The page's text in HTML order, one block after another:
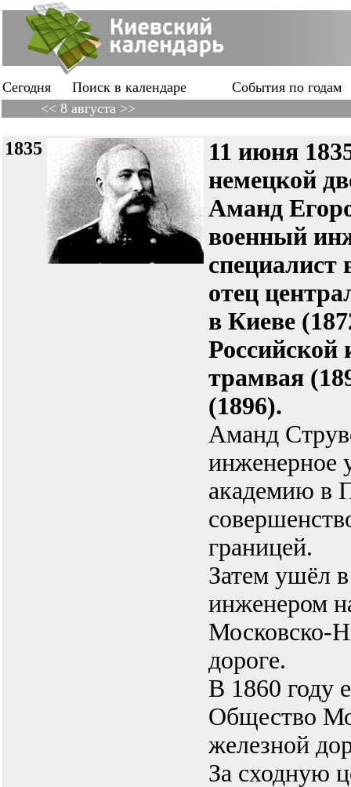
Сегодня Поиск в календаре
События по годам
<< 8 августа >>
1835
11 июня
немецкой
Аманд
военный
специалист
отец
в Киеве
Российской
трамвая
(1896).
Аманд
инженерное
академию в
границей.
Затем ушёл в
инженером
Московско-
дороге.
В 1860 году
Общество
железной
За сходную